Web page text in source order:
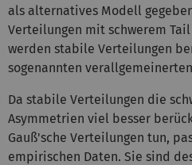
als alternatives Modell
Verteilungen mit schwerem
werden stabile Verteilungen
sogenannten
Da stabile Verteilungen die
Asymmetrien viel besser
Gauß'sche Verteilungen tun,
empirischen Daten. Sie sind